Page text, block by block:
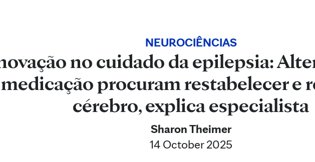
NEUROCIÊNCIAS
no cuidado da epilepsia:
medicação procuram restabelecer e
cérebro, explica especialista
Sharon Theimer
14 October 2025